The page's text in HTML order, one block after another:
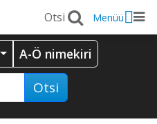
Menüü
A-Ö nimekiri
Otsi